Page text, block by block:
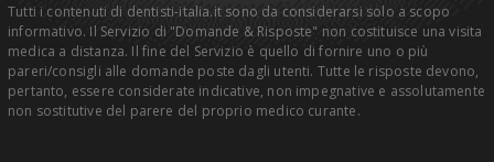
Tutti i contenuti di dentisti-italia.it sono da considerarsi solo a scopo
informativo. Il Servizio di "Domande & Risposte" non costituisce una visita
medica a distanza. Il fine del Servizio è quello di fornire uno o più
pareri/consigli alle domande poste dagli utenti. Tutte le risposte devono,
pertanto, essere considerate indicative, non impegnative e assolutamente
non sostitutive del parere del proprio medico curante.